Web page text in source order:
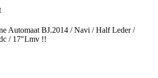
Automaat BJ.2014 / Navi / Half Leder /
/ 17"Lmv !!